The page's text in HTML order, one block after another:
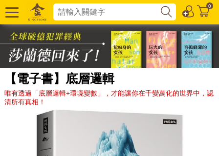
0
【電子書】底層邏輯
唯有透過「底層邏輯+環境變數」，才能讓你在千變萬化的世界中，認
清所有真相！